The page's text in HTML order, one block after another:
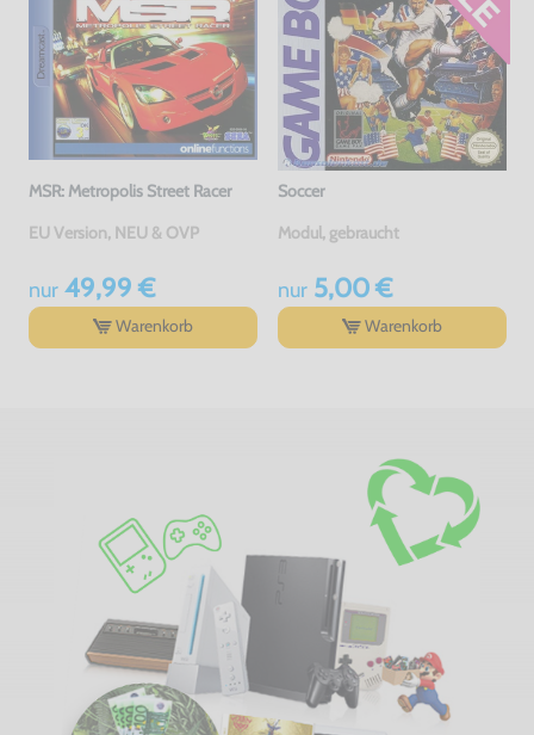
MSR: Metropolis Street Racer
EU Version, NEU & OVP
nur49,99 €
Warenkorb
Soccer
Modul, gebraucht
nur5,00 €
Warenkorb